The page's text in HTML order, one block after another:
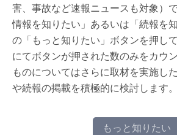
害、事故など速報ニュースも対象）
情報を知りたい」あるいは「続報を
の「もっと知りたい」ボタンを押し
にてボタンが押された数のみをカウ
ものについてはさらに取材を実施し
や続報の掲載を積極的に検討します。
もっと知りたい